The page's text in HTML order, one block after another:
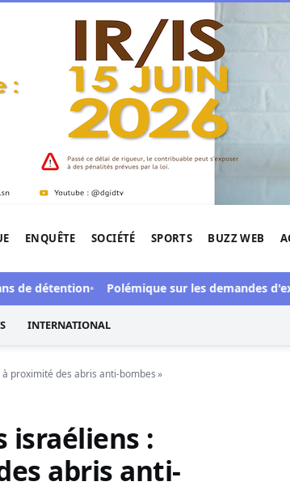
de l'Afrique.
ENQUÊTE SOCIÉTÉ SPORTS BUZZ WEB
Polémique sur les demandes
INTERNATIONAL
à proximité des abris anti-bombes »
israéliens :
abris anti-